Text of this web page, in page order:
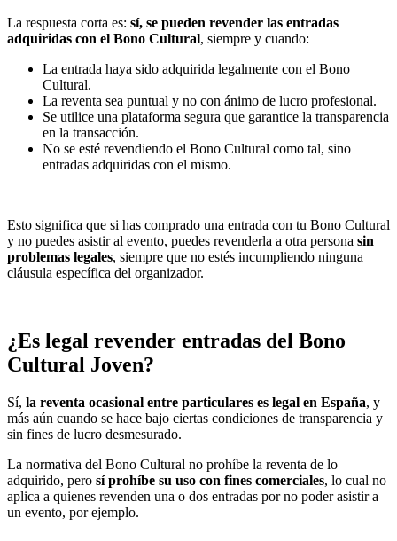
La respuesta corta es: sí, se pueden revender las entradas
adquiridas con el Bono Cultural, siempre y cuando:
La entrada haya sido adquirida legalmente con el Bono
Cultural.
La reventa sea puntual y no con ánimo de lucro profesional.
Se utilice una plataforma segura que garantice la transparencia
en la transacción.
No se esté revendiendo el Bono Cultural como tal, sino
entradas adquiridas con el mismo.
Esto significa que si has comprado una entrada con tu Bono Cultural
y no puedes asistir al evento, puedes revenderla a otra persona sin
problemas legales, siempre que no estés incumpliendo ninguna
cláusula específica del organizador.
¿Es legal revender entradas del Bono
Cultural Joven?
Sí, la reventa ocasional entre particulares es legal en España, y
más aún cuando se hace bajo ciertas condiciones de transparencia y
sin fines de lucro desmesurado.
La normativa del Bono Cultural no prohíbe la reventa de lo
adquirido, pero sí prohíbe su uso con fines comerciales, lo cual no
aplica a quienes revenden una o dos entradas por no poder asistir a
un evento, por ejemplo.